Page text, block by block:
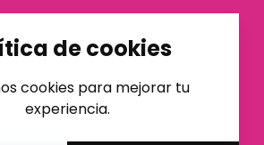
2027
del 13 de mayo al 15 de
de cookies
cookies para mejorar tu
experiencia.